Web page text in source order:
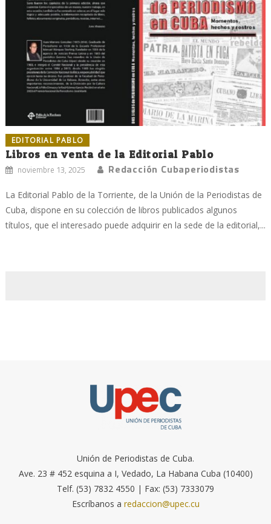
EDITORIAL PABLO
Libros en venta de la Editorial Pablo
noviembre 13, 2025 Redacción Cubaperiodistas
La Editorial Pablo de la Torriente, de la Unión de la Periodistas de
Cuba, dispone en su colección de libros publicados algunos
títulos, que el interesado puede adquirir en la sede de la editorial,...
Unión de Periodistas de Cuba.
Ave. 23 # 452 esquina a I, Vedado, La Habana Cuba (10400)
Telf. (53) 7832 4550 | Fax: (53) 7333079
Escríbanos a redaccion@upec.cu